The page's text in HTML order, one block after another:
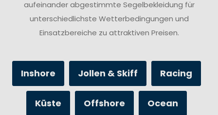
aufeinander abgestimmte Segelbekleidung für
unterschiedlichste Wetterbedingungen und
Einsatzbereiche zu attraktiven Preisen.
Inshore Jollen & Skiff Racing
Küste Offshore Ocean